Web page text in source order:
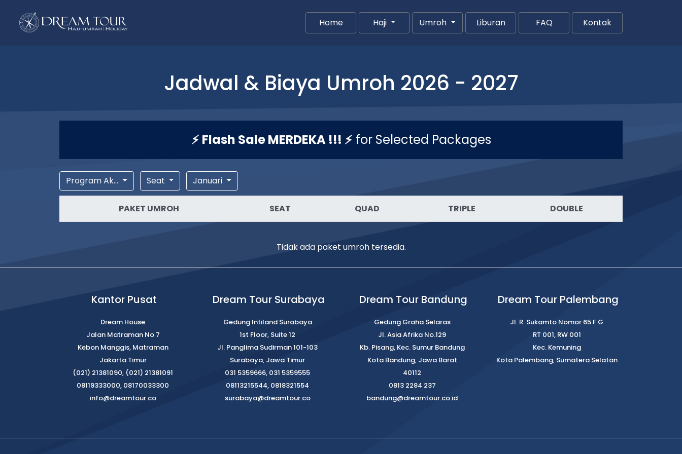
Home(current)Haji Umroh Liburan FAQ Kontak
Jadwal & Biaya Umroh 2026 - 2027
⚡ Flash Sale MERDEKA !!! ⚡for Selected Packages
Program Ak... Seat Januari
PAKET UMROH SEAT QUAD TRIPLE DOUBLE
Tidak ada paket umroh tersedia.
Kantor Pusat
Dream House
Jalan Matraman No 7
Kebon Manggis, Matraman
Jakarta Timur
(021) 21381090, (021) 21381091
08119333000, 08170033300
info@dreamtour.co
Dream Tour Surabaya
Gedung Intiland Surabaya
1st Floor, Suite 12
Jl. Panglima Sudirman 101-103
Surabaya, Jawa Timur
031 5359666, 031 5359555
08113215544, 0818321554
surabaya@dreamtour.co
Dream Tour Bandung
Gedung Graha Selaras
Jl. Asia Afrika No.129
Kb. Pisang, Kec. Sumur Bandung
Kota Bandung, Jawa Barat
40112
0813 2284 237
bandung@dreamtour.co.id
Dream Tour Palembang
Jl. R. Sukamto Nomor 65 F.G
RT 001, RW 001
Kec. Kemuning
Kota Palembang, Sumatera Selatan